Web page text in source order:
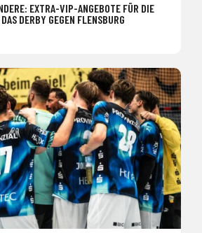
EXTRA-VIP-ANGEBOTE FÜR DIE
DERBY GEGEN FLENSBURG